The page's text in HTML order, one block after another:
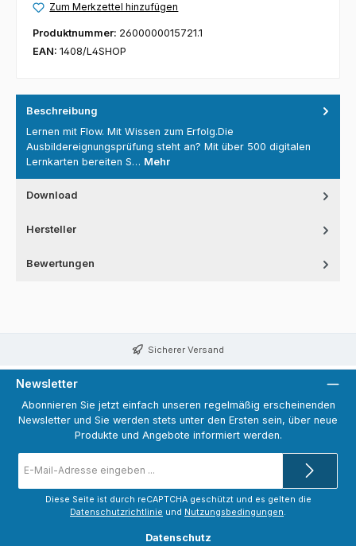
Zum Merkzettel hinzufügen
Produktnummer: 2600000015721.1
EAN: 1408/L4SHOP
Beschreibung
Lernen mit Flow. Mit Wissen zum Erfolg.Die
Ausbildereignungsprüfung steht an? Mit über 500 digitalen
Lernkarten bereiten S… Mehr
Download
Hersteller
Bewertungen
Sicherer Versand
Newsletter
Abonnieren Sie jetzt einfach unseren regelmäßig erscheinenden
Newsletter und Sie werden stets unter den Ersten sein, über neue
Produkte und Angebote informiert werden.
Mail-
Diese Seite ist durch reCAPTCHA geschützt und es gelten die
Datenschutzrichtlinie und Nutzungsbedingungen.
Datenschutz